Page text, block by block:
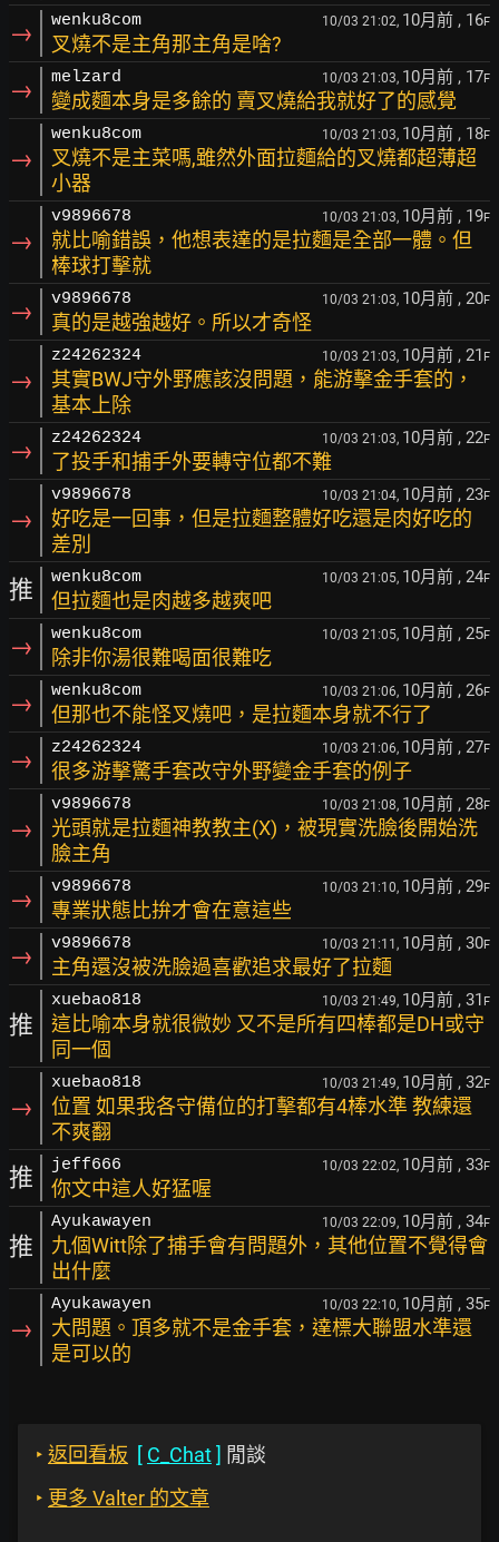
→ wenku8com 10/03 21:02, 10月前 , 16F
叉燒不是主角那主角是啥?
→ melzard 10/03 21:03, 10月前 , 17F
變成麵本身是多餘的 賣叉燒給我就好了的感覺
→
wenku8com 10/03 21:03, 10月前 , 18F
叉燒不是主菜嗎,雖然外面拉麵給的叉燒都超薄超
小器
→
v9896678 10/03 21:03, 10月前 , 19F
就比喻錯誤，他想表達的是拉麵是全部一體。但
棒球打擊就
→ v9896678 10/03 21:03, 10月前 , 20F
真的是越強越好。所以才奇怪
→
z24262324 10/03 21:03, 10月前 , 21 F
其實BWJ守外野應該沒問題，能游擊金手套的，
基本上除
→ z24262324 10/03 21:03, 10月前 , 22F
了投手和捕手外要轉守位都不難
→
v9896678 10/03 21:04, 10月前 , 23F
好吃是一回事，但是拉麵整體好吃還是肉好吃的
差別
推 wenku8com 10/03 21:05, 10月前 , 24F
但拉麵也是肉越多越爽吧
→ wenku8com 10/03 21:05, 10月前 , 25F
除非你湯很難喝面很難吃
→ wenku8com 10/03 21:06, 10月前 , 26F
但那也不能怪叉燒吧，是拉麵本身就不行了
→ z24262324 10/03 21:06, 10月前 , 27F
很多游擊驚手套改守外野變金手套的例子
→
v9896678 10/03 21:08, 10月前 , 28F
光頭就是拉麵神教教主(X)，被現實洗臉後開始洗
臉主角
→ v9896678 10/03 21:10, 10月前 , 29F
專業狀態比拚才會在意這些
→ v9896678 10/03 21:11, 10月前 , 30F
主角還沒被洗臉過喜歡追求最好了拉麵
推
xuebao818 10/03 21:49, 10月前 , 31 F
這比喻本身就很微妙 又不是所有四棒都是DH或守
同一個
→
xuebao818 10/03 21:49, 10月前 , 32F
位置 如果我各守備位的打擊都有4棒水準 教練還
不爽翻
推 jeff666 10/03 22:02, 10月前 , 33F
你文中這人好猛喔
推
Ayukawayen 10/03 22:09, 10月前 , 34F
九個Witt除了捕手會有問題外，其他位置不覺得會
出什麼
→
Ayukawayen 10/03 22:10, 10月前 , 35F
大問題。頂多就不是金手套，達標大聯盟水準還
是可以的
‣ 返回看板 [ C_Chat] 閒談
‣ 更多 Valter 的文章